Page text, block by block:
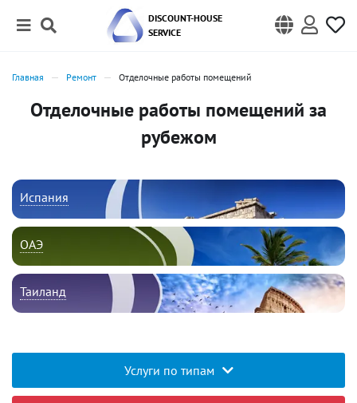
DISCOUNT-HOUSE
SERVICE
Главная Ремонт Отделочные работы помещений
Отделочные работы помещений за
рубежом
Испания
ОАЭ
Таиланд
Услуги по типам